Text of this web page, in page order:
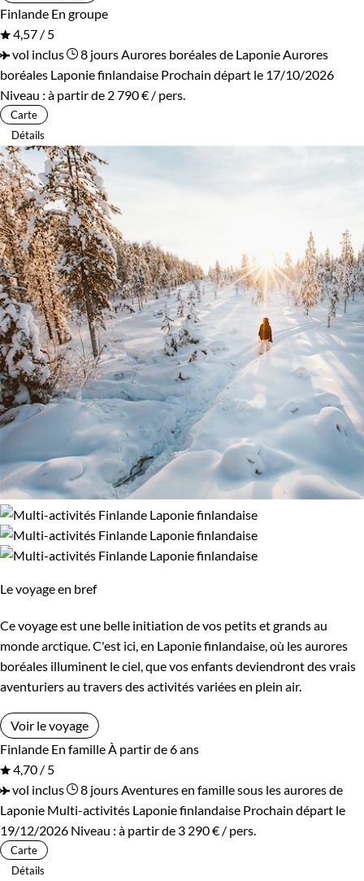
En étoile
Environnement
Forêts, collines, rivières et lacs
Finlande En groupe
4,57 / 5
vol inclus
8 joursAurores boréales de LaponieAurores
boréales Laponie finlandaise Prochain départ le 17/10/2026
Niveau : à partir de 2 790 € / pers.
Carte
Détails
Le voyage en bref
Ce voyage est une belle initiation de vos petits et grands au
monde arctique. C'est ici, en Laponie finlandaise, où les aurores
boréales illuminent le ciel, que vos enfants deviendront des vrais
aventuriers au travers des activités variées en plein air.
Voir le voyage
Finlande En familleÀ partir de 6 ans
4,70 / 5
vol inclus
8 joursAventures en famille sous les aurores de
Laponie Multi-activités Laponie finlandaise Prochain départ le
19/12/2026 Niveau : à partir de 3 290 € / pers.
Carte
Détails